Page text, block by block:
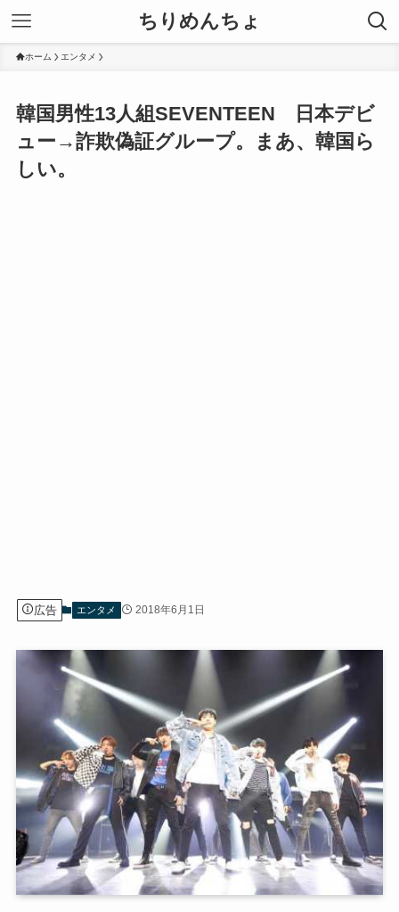
ちりめんちょ
ホーム エンタメ
韓国男性13人組SEVENTEEN 日本デビ
ュー→詐欺偽証グループ。まあ、韓国ら
しい。
広告 エンタメ 2018年6月1日